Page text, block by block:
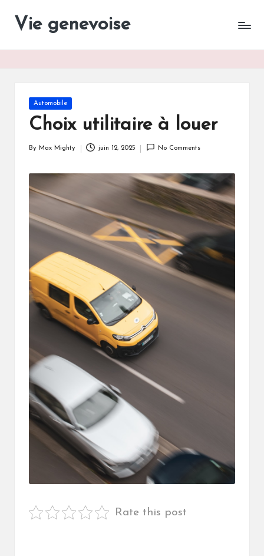
Vie genevoise
Vie
Posted
Automobile
Choix utilitaire à louer
By Max Mighty juin 12, 2025 No Comments
Rate this post